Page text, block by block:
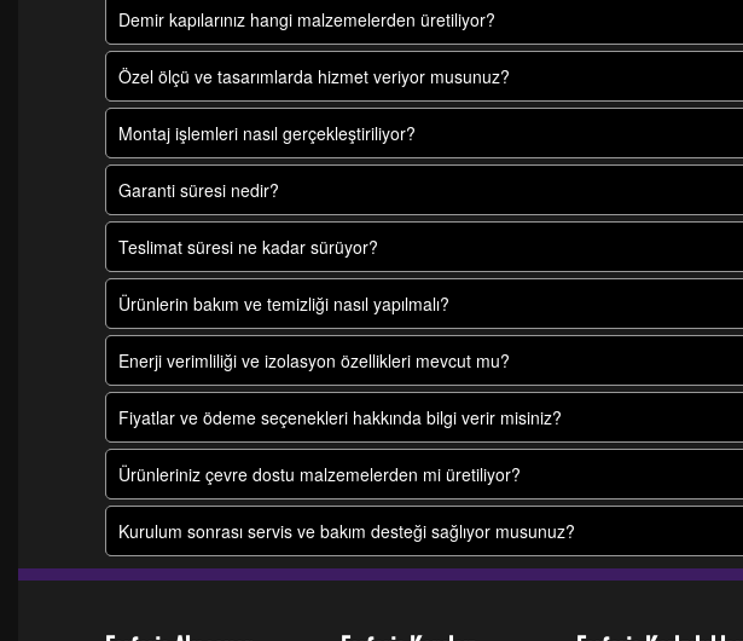
Demir kapılarınız hangi malzemelerden üretiliyor?
Özel ölçü ve tasarımlarda hizmet veriyor musunuz?
Montaj işlemleri nasıl gerçekleştiriliyor?
Garanti süresi nedir?
Teslimat süresi ne kadar sürüyor?
Ürünlerin bakım ve temizliği nasıl yapılmalı?
Enerji verimliliği ve izolasyon özellikleri mevcut mu?
Fiyatlar ve ödeme seçenekleri hakkında bilgi verir misiniz?
Ürünleriniz çevre dostu malzemelerden mi üretiliyor?
Kurulum sonrası servis ve bakım desteği sağlıyor musunuz?